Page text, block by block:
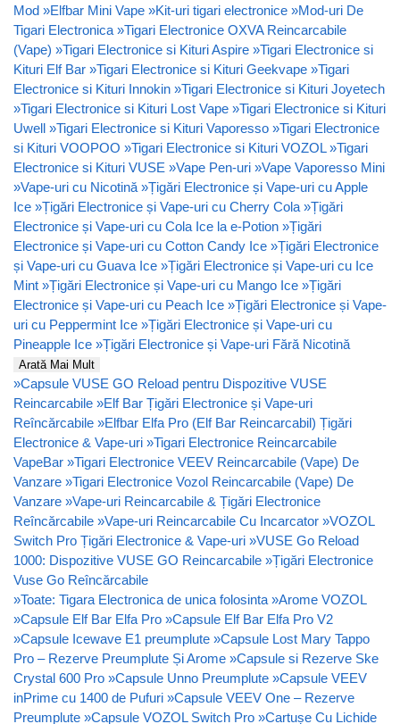
Mod »Elfbar Mini Vape »Kit-uri tigari electronice »Mod-uri De
Tigari Electronica »Tigari Electronice OXVA Reincarcabile
(Vape) »Tigari Electronice si Kituri Aspire »Tigari Electronice si
Kituri Elf Bar »Tigari Electronice si Kituri Geekvape »Tigari
Electronice si Kituri Innokin »Tigari Electronice si Kituri Joyetech
»Tigari Electronice si Kituri Lost Vape »Tigari Electronice si Kituri
Uwell »Tigari Electronice si Kituri Vaporesso »Tigari Electronice
si Kituri VOOPOO »Tigari Electronice si Kituri VOZOL »Tigari
Electronice si Kituri VUSE »Vape Pen-uri »Vape Vaporesso Mini
»Vape-uri cu Nicotină »Țigări Electronice și Vape-uri cu Apple
Ice »Țigări Electronice și Vape-uri cu Cherry Cola »Țigări
Electronice și Vape-uri cu Cola Ice la e-Potion »Țigări
Electronice și Vape-uri cu Cotton Candy Ice »Țigări Electronice
și Vape-uri cu Guava Ice »Țigări Electronice și Vape-uri cu Ice
Mint »Țigări Electronice și Vape-uri cu Mango Ice »Țigări
Electronice și Vape-uri cu Peach Ice »Țigări Electronice și Vape-
uri cu Peppermint Ice »Țigări Electronice și Vape-uri cu
Pineapple Ice »Țigări Electronice și Vape-uri Fără Nicotină
Arată Mai Mult
»Capsule VUSE GO Reload pentru Dispozitive VUSE
Reincarcabile »Elf Bar Țigări Electronice și Vape-uri
Reîncărcabile »Elfbar Elfa Pro (Elf Bar Reincarcabil) Țigări
Electronice & Vape-uri »Tigari Electronice Reincarcabile
VapeBar »Tigari Electronice VEEV Reincarcabile (Vape) De
Vanzare »Tigari Electronice Vozol Reincarcabile (Vape) De
Vanzare »Vape-uri Reincarcabile & Țigări Electronice
Reîncărcabile »Vape-uri Reincarcabile Cu Incarcator »VOZOL
Switch Pro Țigări Electronice & Vape-uri »VUSE Go Reload
1000: Dispozitive VUSE GO Reincarcabile »Țigări Electronice
Vuse Go Reîncărcabile
»Toate: Tigara Electronica de unica folosinta »Arome VOZOL
»Capsule Elf Bar Elfa Pro »Capsule Elf Bar Elfa Pro V2
»Capsule Icewave E1 preumplute »Capsule Lost Mary Tappo
Pro – Rezerve Preumplute Și Arome »Capsule si Rezerve Ske
Crystal 600 Pro »Capsule Unno Preumplute »Capsule VEEV
inPrime cu 1400 de Pufuri »Capsule VEEV One – Rezerve
Preumplute »Capsule VOZOL Switch Pro »Cartușe Cu Lichide